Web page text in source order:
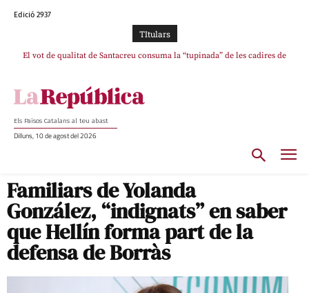
Edició 2937
TItulars
El vot de qualitat de Santacreu consuma la “tupinada” de les cadires de
La mentida de La Vanguardia: “Tres de cada quatre punts del pacte amb
Els Països Catalans al teu abast
Dilluns, 10 de agost del 2026
Familiars de Yolanda
González, “indignats” en saber
que Hellín forma part de la
defensa de Borràs